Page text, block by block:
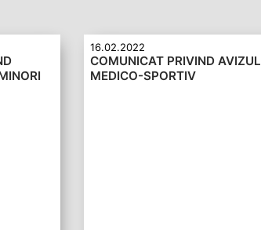
16.02.2022
COMUNICAT PRIVIND AVIZUL
MEDICO-SPORTIV